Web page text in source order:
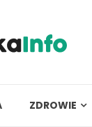
ZDROWIE